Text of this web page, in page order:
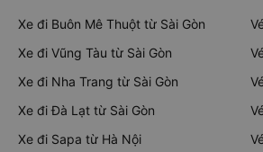
Xe đi Buôn Mê Thuột từ Sài Gòn
Xe đi Vũng Tàu từ Sài Gòn
Xe đi Nha Trang từ Sài Gòn
Xe đi Đà Lạt từ Sài Gòn
Xe đi Sapa từ Hà Nội